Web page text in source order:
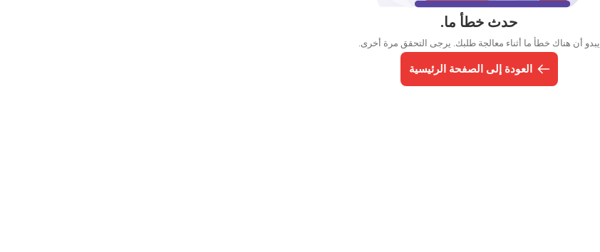
حدث خطأ ما.
يبدو أن هناك خطأ ما أثناء معالجة طلبك. يرجى التحقق مرة أخرى.
العودة إلى الصفحة الرئيسية